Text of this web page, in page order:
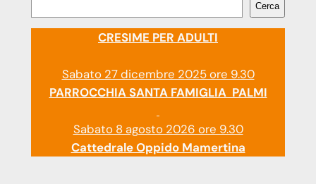
Cerca
CRESIME PER ADULTI
Sabato 27 dicembre 2025 ore 9.30
PARROCCHIA SANTA FAMIGLIA PALMI
Sabato 8 agosto 2026 ore 9.30
Cattedrale Oppido Mamertina